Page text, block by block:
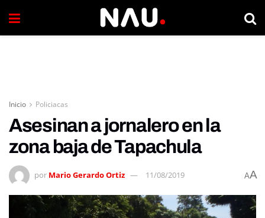
Inicio Policiacas
Asesinan a jornalero en la
zona baja de Tapachula
por Mario Gerardo Ortiz 11/08/2019 AA